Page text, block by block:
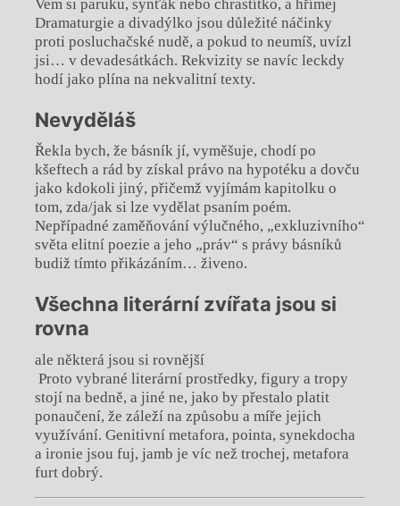
Vem si paruku, synťák nebo chrastítko, a hřímej
Dramaturgie a divadýlko jsou důležité náčinky
proti posluchačské nudě, a pokud to neumíš, uvízl
jsi… v devadesátkách. Rekvizity se navíc leckdy
hodí jako plína na nekvalitní texty.
Nevyděláš
Řekla bych, že básník jí, vyměšuje, chodí po
kšeftech a rád by získal právo na hypotéku a dovču
jako kdokoli jiný, přičemž vyjímám kapitolku o
tom, zda/jak si lze vydělat psaním poém.
Nepřípadné zaměňování výlučného, „exkluzivního“
světa elitní poezie a jeho „práv“ s právy básníků
budiž tímto přikázáním… živeno.
Všechna literární zvířata jsou si
rovna
ale některá jsou si rovnější
Proto vybrané literární prostředky, figury a tropy
stojí na bedně, a jiné ne, jako by přestalo platit
ponaučení, že záleží na způsobu a míře jejich
využívání. Genitivní metafora, pointa, synekdocha
a ironie jsou fuj, jamb je víc než trochej, metafora
furt dobrý.